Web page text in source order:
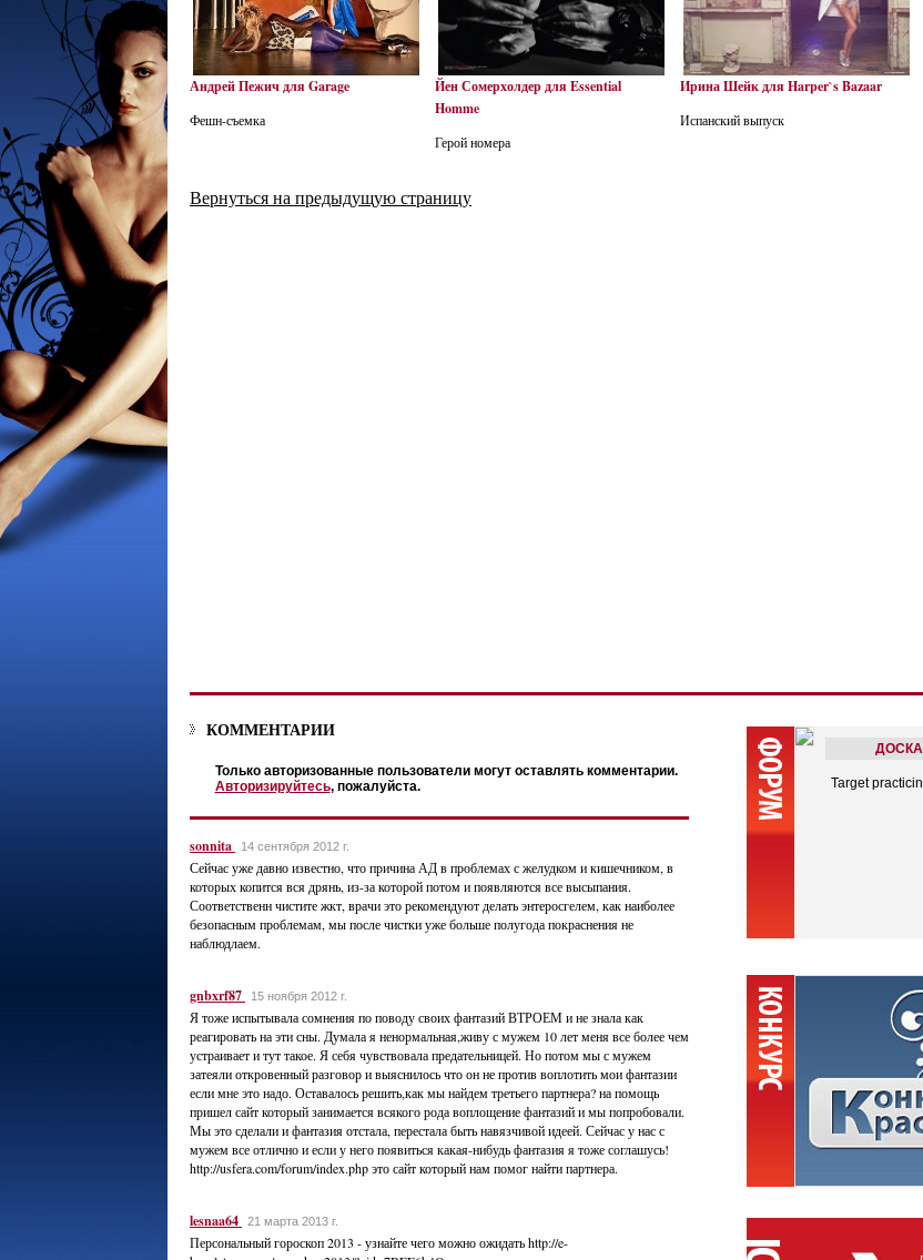
Андрей Пежич для Garage
Фешн-съемка
Йен Сомерхолдер для Essential
Homme
Герой номера
Ирина Шейк для Harper`s Bazaar
Испанский выпуск
Вернуться на предыдущую страницу
КОММЕНТАРИИ
Только авторизованные пользователи могут оставлять комментарии.
Авторизируйтесь, пожалуйста.
sonnita 14 сентября 2012 г.
Сейчас уже давно известно, что причина АД в проблемах с желудком и кишечником, в
которых копится вся дрянь, из-за которой потом и появляются все высыпания.
Соответственн чистите жкт, врачи это рекомендуют делать энтеросгелем, как наиболее
безопасным проблемам, мы после чистки уже больше полугода покраснения не
наблюдлаем.
gnbxrf87 15 ноября 2012 г.
Я тоже испытывала сомнения по поводу своих фантазий ВТРОЕМ и не знала как
реагировать на эти сны. Думала я ненормальная,живу с мужем 10 лет меня все более чем
устраивает и тут такое. Я себя чувствовала предательницей. Но потом мы с мужем
затеяли откровенный разговор и выяснилось что он не против воплотить мои фантазии
если мне это надо. Оставалось решить,как мы найдем третьего партнера? на помощь
пришел сайт который занимается всякого рода воплощение фантазий и мы попробовали.
Мы это сделали и фантазия отстала, перестала быть навязчивой идеей. Сейчас у нас с
мужем все отлично и если у него появиться какая-нибудь фантазия я тоже соглашусь!
http://usfera.com/forum/index.php это сайт который нам помог найти партнера.
lesnaa64 21 марта 2013 г.
Персональный гороскоп 2013 - узнайте чего можно ожидать http://e-
Target